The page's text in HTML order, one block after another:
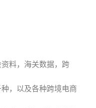
料，海关数据，跨
，以及各种跨境电商